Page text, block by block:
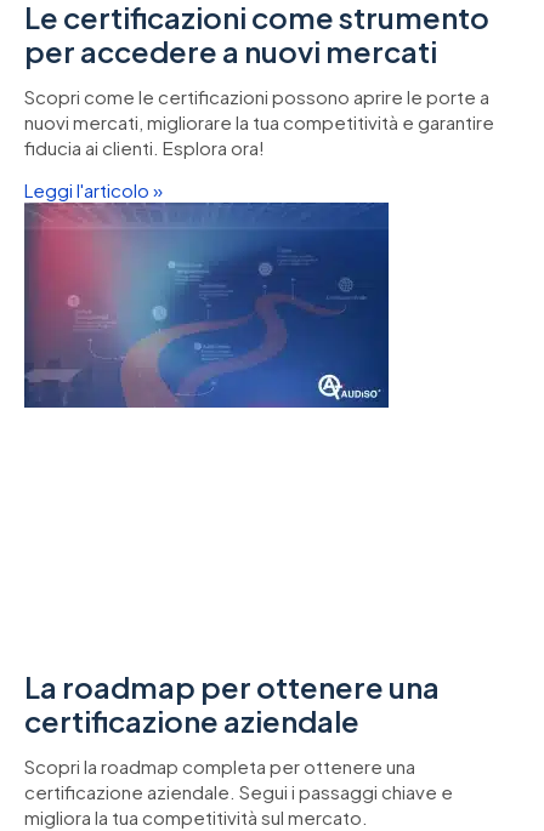
Le certificazioni come strumento
per accedere a nuovi mercati
Scopri come le certificazioni possono aprire le porte a
nuovi mercati, migliorare la tua competitività e garantire
fiducia ai clienti. Esplora ora!
Leggi l'articolo »
La roadmap per ottenere una
certificazione aziendale
Scopri la roadmap completa per ottenere una
certificazione aziendale. Segui i passaggi chiave e
migliora la tua competitività sul mercato.